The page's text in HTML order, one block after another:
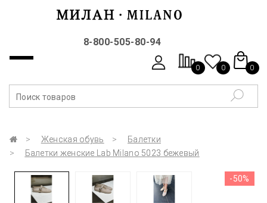
8-800-505-80-94
0 0 0
Женская обувь
Балетки
Балетки женские Lab Milano 5023 бежевый
-50%